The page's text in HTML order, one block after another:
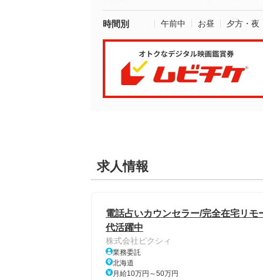
時間別 午前中 お昼 夕方・夜
求人情報
電話占いカウンセラー/完全在宅リ
代活躍中
株式会社ピクシィ
業務委託
北海道
月給10万円～50万円